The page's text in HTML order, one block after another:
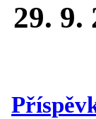
29. 9.